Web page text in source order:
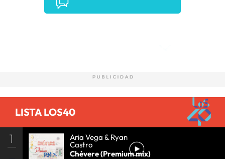
LISTA LOS40
1 Aria Vega & Ryan
Castro
Chévere (Premium mix)